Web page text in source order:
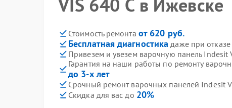
VIS 640 C в Ижевске
Стоимость ремонта от 620 руб.
Бесплатная диагностика даже при отказе
Привезем и увезем варочную панель Indesit
Гарантия на наши работы по ремонту
до 3-х лет
Срочный ремонт варочных панелей Indesit
Скидка для вас до 20%